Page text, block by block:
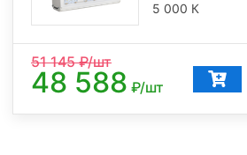
5 000 К
51 145₽/шт
48 588 ₽/шт